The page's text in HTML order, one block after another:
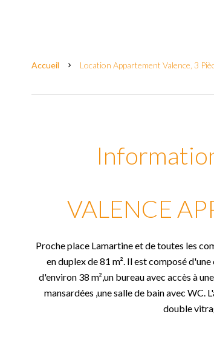
Accueil Location Appartement Valence, 3
VALENCE
Proche place Lamartine et de toutes les
en duplex de 81 m². Il est composé
d'environ 38 m²,un bureau avec accès à
mansardées ,une salle de bain avec
double